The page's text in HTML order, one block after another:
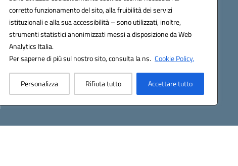
corretto funzionamento del sito, alla fruibilità dei servizi
istituzionali e alla sua accessibilità – sono utilizzati, inoltre,
strumenti statistici anonimizzati messi a disposizione da Web
Analytics Italia.
Per saperne di più sul nostro sito, consulta la ns. Cookie Policy.
Personalizza Rifiuta tutto Accettare tutto